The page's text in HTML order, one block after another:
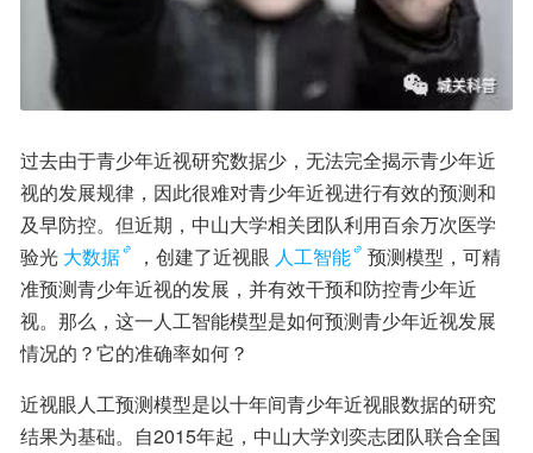
过去由于青少年近视研究数据少，无法完全揭示青少年近
视的发展规律，因此很难对青少年近视进行有效的预测和
及早防控。但近期，中山大学相关团队利用百余万次医学
验光 大数据 ，创建了近视眼 人工智能
预测模型，可精
准预测青少年近视的发展，并有效干预和防控青少年近
视。那么，这一人工智能模型是如何预测青少年近视发展
情况的？它的准确率如何？
近视眼人工预测模型是以十年间青少年近视眼数据的研究
结果为基础。自2015年起，中山大学刘奕志团队联合全国